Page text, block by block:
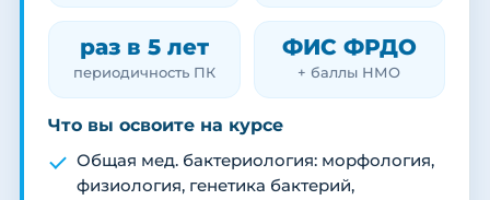
раз в 5 лет
периодичность ПК
ФИС ФРДО
+ баллы НМО
Что вы освоите на курсе
Общая мед. бактериология: морфология,
физиология, генетика бактерий,